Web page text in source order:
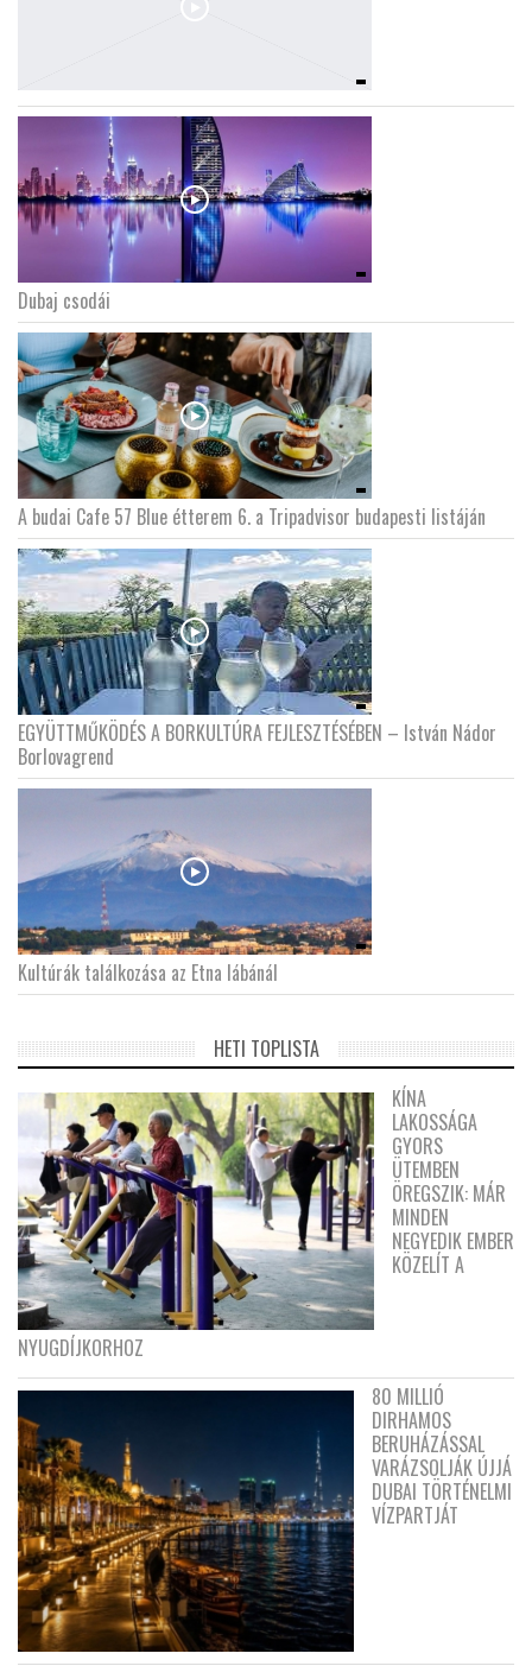
Dubaj csodái
A budai Cafe 57 Blue étterem 6. a Tripadvisor budapesti listáján
EGYÜTTMŰKÖDÉS A BORKULTÚRA FEJLESZTÉSÉBEN – István Nádor
Borlovagrend
Kultúrák találkozása az Etna lábánál
HETI TOPLISTA
KÍNA
LAKOSSÁGA
GYORS
ÜTEMBEN
ÖREGSZIK: MÁR
MINDEN
NEGYEDIK EMBER
KÖZELÍT A
NYUGDÍJKORHOZ
80 MILLIÓ
DIRHAMOS
BERUHÁZÁSSAL
VARÁZSOLJÁK ÚJJÁ
DUBAI TÖRTÉNELMI
VÍZPARTJÁT